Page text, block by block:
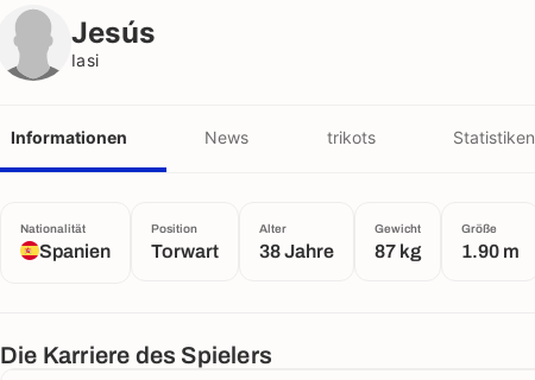
Jesús
Iasi
Informationen News trikots Statistiken
Nationalität
Spanien
Position
Torwart
Alter
38 Jahre
Gewicht
87 kg
Größe
1.90 m
Die Karriere des Spielers